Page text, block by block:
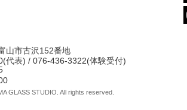
山市古沢152番地
代表) / 076-436-3322(体験受付)
GLASS STUDIO. All rights reserved.